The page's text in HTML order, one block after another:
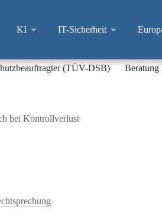
KI IT-Sicherheit
(TÜV-DSB) Beratung
bei Kontrollverlust